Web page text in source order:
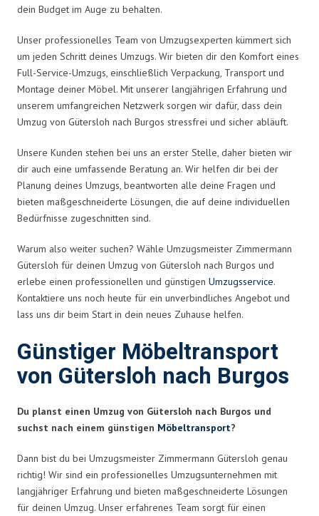
dein Budget im Auge zu behalten.
Unser professionelles Team von Umzugsexperten kümmert sich
um jeden Schritt deines Umzugs. Wir bieten dir den Komfort eines
Full-Service-Umzugs, einschließlich Verpackung, Transport und
Montage deiner Möbel. Mit unserer langjährigen Erfahrung und
unserem umfangreichen Netzwerk sorgen wir dafür, dass dein
Umzug von Gütersloh nach Burgos stressfrei und sicher abläuft.
Unsere Kunden stehen bei uns an erster Stelle, daher bieten wir
dir auch eine umfassende Beratung an. Wir helfen dir bei der
Planung deines Umzugs, beantworten alle deine Fragen und
bieten maßgeschneiderte Lösungen, die auf deine individuellen
Bedürfnisse zugeschnitten sind.
Warum also weiter suchen? Wähle Umzugsmeister Zimmermann
Gütersloh für deinen Umzug von Gütersloh nach Burgos und
erlebe einen professionellen und günstigen Umzugsservice.
Kontaktiere uns noch heute für ein unverbindliches Angebot und
lass uns dir beim Start in dein neues Zuhause helfen.
Günstiger Möbeltransport
von Gütersloh nach Burgos
Du planst einen Umzug von Gütersloh nach Burgos und
suchst nach einem günstigen Möbeltransport?
Dann bist du bei Umzugsmeister Zimmermann Gütersloh genau
richtig! Wir sind ein professionelles Umzugsunternehmen mit
langjähriger Erfahrung und bieten maßgeschneiderte Lösungen
für deinen Umzug. Unser erfahrenes Team sorgt für einen